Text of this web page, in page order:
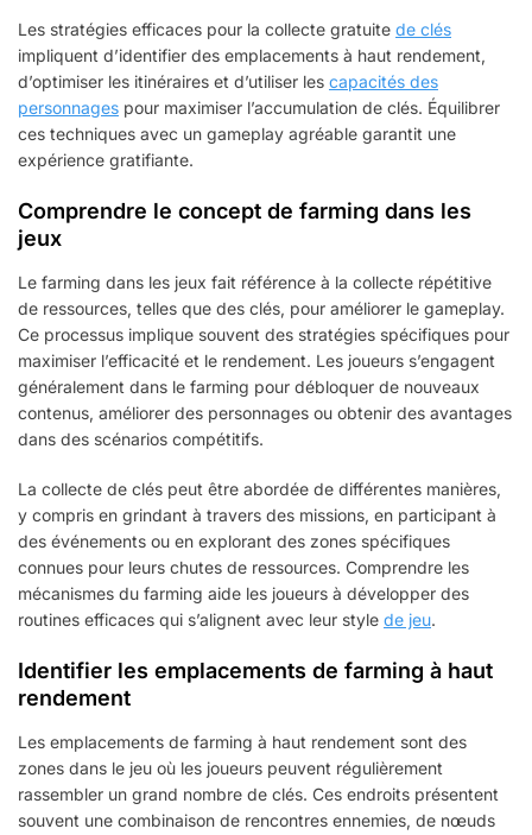
Les stratégies efficaces pour la collecte gratuite de clés
impliquent d’identifier des emplacements à haut rendement,
d’optimiser les itinéraires et d’utiliser les capacités des
personnages pour maximiser l’accumulation de clés. Équilibrer
ces techniques avec un gameplay agréable garantit une
expérience gratifiante.
Comprendre le concept de farming dans les
jeux
Le farming dans les jeux fait référence à la collecte répétitive
de ressources, telles que des clés, pour améliorer le gameplay.
Ce processus implique souvent des stratégies spécifiques pour
maximiser l’efficacité et le rendement. Les joueurs s’engagent
généralement dans le farming pour débloquer de nouveaux
contenus, améliorer des personnages ou obtenir des avantages
dans des scénarios compétitifs.
La collecte de clés peut être abordée de différentes manières,
y compris en grindant à travers des missions, en participant à
des événements ou en explorant des zones spécifiques
connues pour leurs chutes de ressources. Comprendre les
mécanismes du farming aide les joueurs à développer des
routines efficaces qui s’alignent avec leur style de jeu.
Identifier les emplacements de farming à haut
rendement
Les emplacements de farming à haut rendement sont des
zones dans le jeu où les joueurs peuvent régulièrement
rassembler un grand nombre de clés. Ces endroits présentent
souvent une combinaison de rencontres ennemies, de nœuds